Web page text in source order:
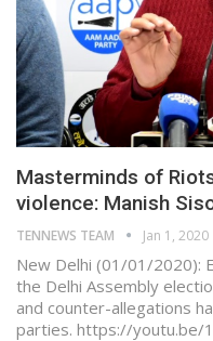
Masterminds of
violence: Manish
TENNEWS TEAM Jan 1, 2020
New Delhi (01/01/2020):
the Delhi Assembly
and counter-allegations
parties. https://youtu.be/